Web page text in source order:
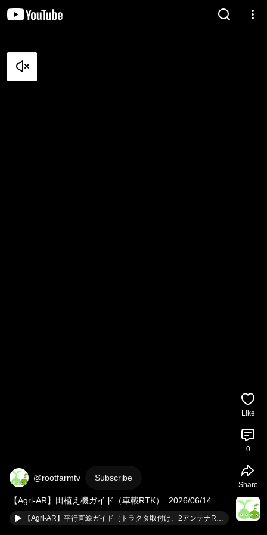
@rootfarmtv Subscribe
【Agri-AR】田植え機ガイド（車載RTK）_2026/06/14
【Agri-AR】平行直線ガイド（トラクタ取付け、2アンテナRTK）_2026/5/19
Like
0
Share